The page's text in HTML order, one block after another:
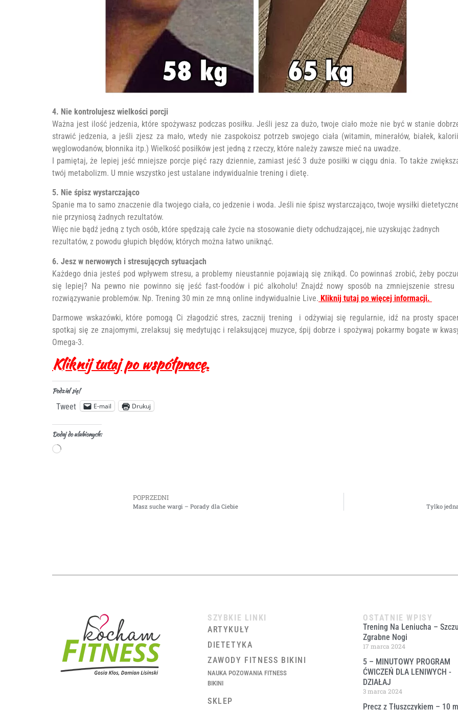
4. Nie kontrolujesz wielkości porcji
Ważna jest ilość jedzenia, które spożywasz podczas posiłku. Jeśli jesz za dużo, twoje ciało może nie być w stanie
strawić jedzenia, a jeśli zjesz za mało, wtedy nie zaspokoisz potrzeb swojego ciała (witamin, minerałów, białek,
węglowodanów, błonnika itp.) Wielkość posiłków jest jedną z rzeczy, które należy zawsze mieć na uwadze.
I pamiętaj, że lepiej jeść mniejsze porcje pięć razy dziennie, zamiast jeść 3 duże posiłki w ciągu dnia. To także
twój metabolizm. U mnie wszystko jest ustalane indywidualnie trening i dietę.
5. Nie śpisz wystarczająco
Spanie ma to samo znaczenie dla twojego ciała, co jedzenie i woda. Jeśli nie śpisz wystarczająco, twoje wysiłki
nie przyniosą żadnych rezultatów.
Więc nie bądź jedną z tych osób, które spędzają całe życie na stosowanie diety odchudzającej, nie uzyskując żadnych
rezultatów, z powodu głupich błędów, których można łatwo uniknąć.
6. Jesz w nerwowych i stresujących sytuacjach
Każdego dnia jesteś pod wpływem stresu, a problemy nieustannie pojawiają się znikąd. Co powinnaś zrobić, żeby
się lepiej? Na pewno nie powinno się jeść fast-foodów i pić alkoholu! Znajdź nowy sposób na zmniejszenie stresu
rozwiązywanie problemów. Np. Trening 30 min ze mną online indywidualnie Live. Kliknij tutaj po więcej informacji.
Darmowe wskazówki, które pomogą Ci złagodzić stres, zacznij trening i odżywiaj się regularnie, idź na prosty
spotkaj się ze znajomymi, zrelaksuj się medytując i relaksującej muzyce, śpij dobrze i spożywaj pokarmy bogate w
Omega-3.
Kliknij tutaj po współpracę.
Podziel się!
Tweet E-mail Drukuj
Dodaj do ulubionych:
POPRZEDNI
Masz suche wargi – Porady dla Ciebie Tylko
SZYBKIE LINKI
ARTYKUŁY
DIETETYKA
ZAWODY FITNESS BIKINI
NAUKA POZOWANIA FITNESS
BIKINI
SKLEP
OSTATNIE WPISY
Trening Na Leniucha –
Zgrabne Nogi
17 marca 2024
5 – MINUTOWY PROGRAM
ĆWICZEŃ DLA LENIWYCH ​-
DZIAŁAJ
3 marca 2024
Precz z Tłuszczykiem – 10